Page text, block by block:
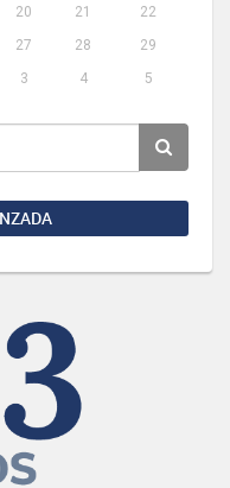
20 21
22
27 28
29
3 4 5